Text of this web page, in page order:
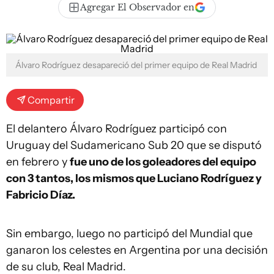
Agregar El Observador en
Álvaro Rodríguez desapareció del primer equipo de Real Madrid
Compartir
El delantero Álvaro Rodríguez participó con
Uruguay del Sudamericano Sub 20 que se disputó
en febrero yfue uno de los goleadores del equipo
con 3 tantos, los mismos que Luciano Rodríguez y
Fabricio Díaz.
Sin embargo, luego no participó del Mundial que
ganaron los celestes en Argentina por una decisión
de su club, Real Madrid.